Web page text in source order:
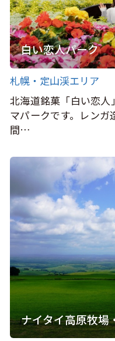
白い恋人パーク
札幌・定山渓エリア
北海道銘菓「白い恋
マパークです。レン
間…
ナイタイ高原牧場